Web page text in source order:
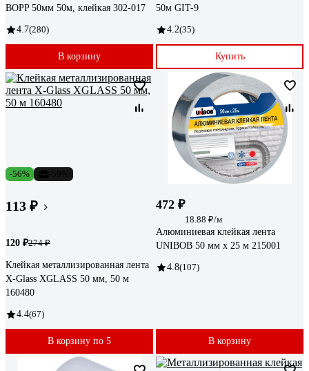
BOPP 50мм 50м, клейкая 302-017
4.7(280)
В корзину
50м GIT-9
4.2(35)
Купить
-56%
113 ₽
120 ₽274 ₽
Клейкая металлизированная лента
X-Glass XGLASS 50 мм, 50 м
160480
4.4(67)
В корзину по 5
472 ₽
18.88 ₽/м
Алюминиевая клейкая лента
UNIBOB 50 мм х 25 м 215001
4.8(107)
В корзину